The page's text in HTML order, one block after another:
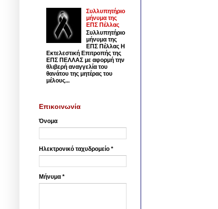
Συλλυπητήριο
μήνυμα της
ΕΠΣ Πέλλας
Συλλυπητήριο
μήνυμα της
ΕΠΣ Πέλλας Η
Εκτελεστική Επιτροπής της
ΕΠΣ ΠΕΛΛΑΣ με αφορμή την
θλιβερή αναγγελία του
θανάτου της μητέρας του
μέλους...
Επικοινωνία
Όνομα
Ηλεκτρονικό ταχυδρομείο *
Μήνυμα *